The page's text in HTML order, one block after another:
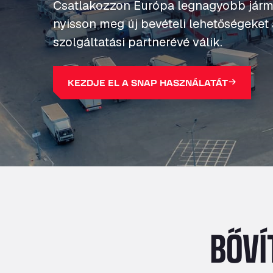
Csatlakozzon Európa legnagyobb
nyisson meg új bevételi lehetőségeket
szolgáltatási partnerévé válik.
KEZDJE EL A SNAP HASZNÁLATÁT